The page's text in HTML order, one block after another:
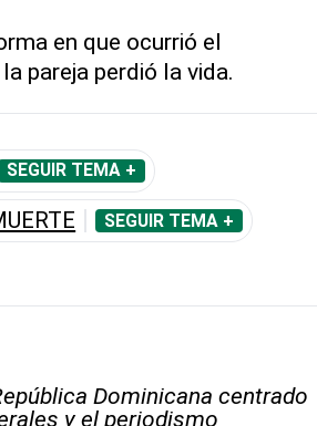
en que ocurrió el
pareja perdió la vida.
SEGUIR TEMA +
SEGUIR TEMA +
Dominicana centrado
y el periodismo